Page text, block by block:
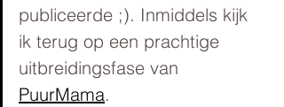
publiceerde ;). Inmiddels kijk
ik terug op een prachtige
uitbreidingsfase van
PuurMama.